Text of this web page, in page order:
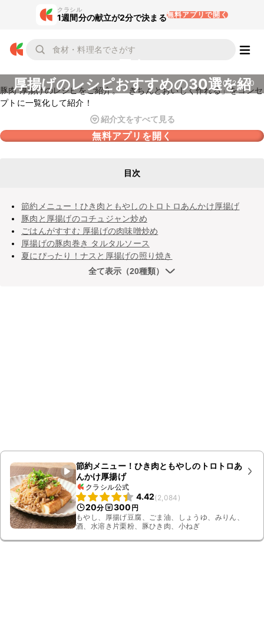
クラシル
1週間分の献立が2分で決まる無料アプリで開く
厚揚げのレシピおすすめの30選を紹
2022.9.30
豚肉 厚揚げのレシピをご紹介。「きちんとおいしく作れる」をコンセ
プトに一覧化して紹介！
紹介文をすべて見る
無料アプリを開く
目次
節約メニュー！ひき肉ともやしのトロトロあんかけ厚揚げ
豚肉と厚揚げのコチュジャン炒め
ごはんがすすむ 厚揚げの肉味噌炒め
厚揚げの豚肉巻き タルタルソース
夏にぴったり！ナスと厚揚げの照り焼き
全て表示（20種類）
節約メニュー！ひき肉ともやしのトロトロあ
んかけ厚揚げ
クラシル公式
4.42(2,084 )
20分 300 円
もやし、厚揚げ豆腐、ごま油、しょうゆ、みりん、
酒、水溶き片栗粉、豚ひき肉、小ねぎ